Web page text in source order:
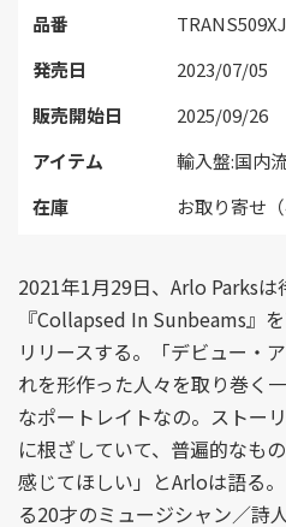
品番
発売日
2023/07/05
販売開始日
2025/09/26
アイテム
輸入盤:国内
在庫
お取り寄せ（
2021年1月29日、Arlo Parks
『Collapsed In Sunbeams』
リリースする。「デビュー・
れを形作った人々を取り巻く
なポートレイトなの。ストー
に根ざしていて、普遍的なも
感じてほしい」とArloは語る
る20才のミュージシャン／詩